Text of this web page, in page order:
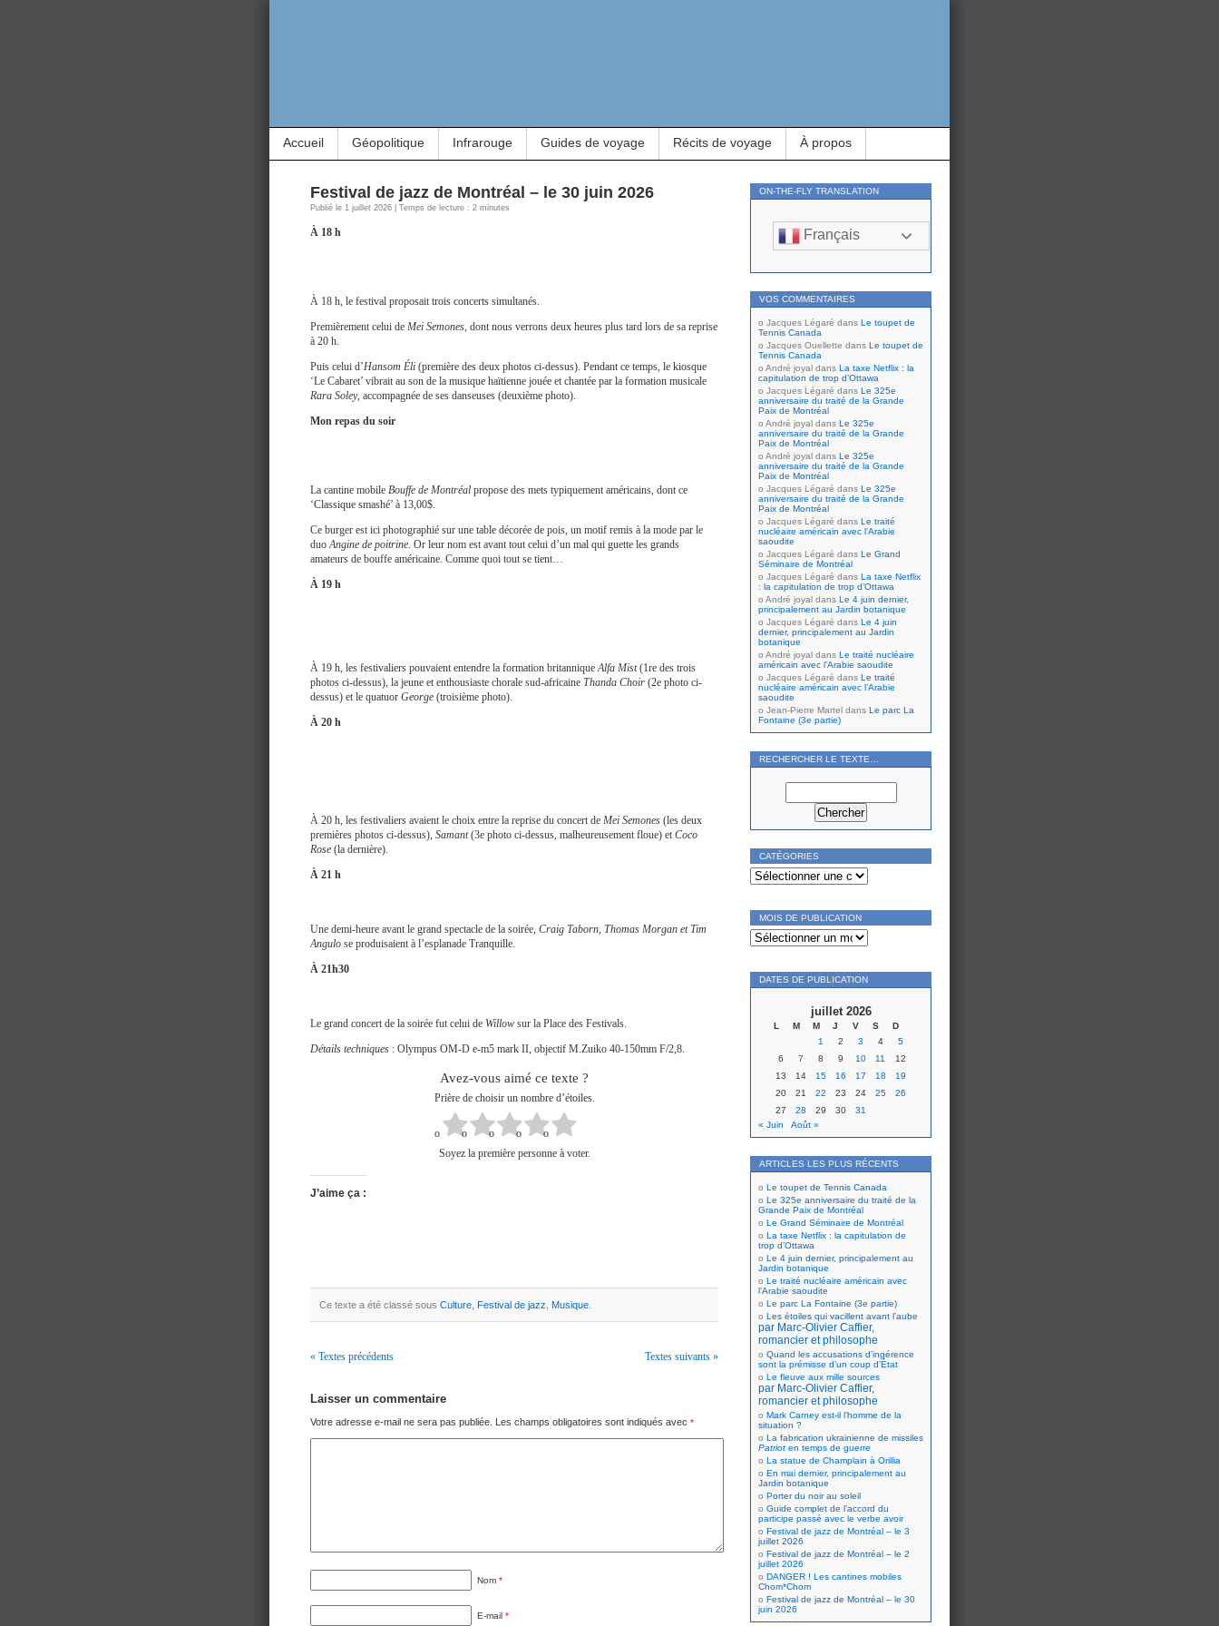
Accueil Géopolitique Infrarouge Guides de voyage Récits de voyage À propos
Festival de jazz de Montréal – le 30 juin 2026
Publié le 1 juillet 2026 | Temps de lecture : 2 minutes
À 18 h
À 18 h, le festival proposait trois concerts simultanés.
Premièrement celui de Mei Semones, dont nous verrons deux heures plus tard lors de sa reprise
à 20 h.
Puis celui d’Hansom Éli (première des deux photos ci-dessus). Pendant ce temps, le kiosque
‘Le Cabaret’ vibrait au son de la musique haïtienne jouée et chantée par la formation musicale
Rara Soley, accompagnée de ses danseuses (deuxième photo).
Mon repas du soir
La cantine mobile Bouffe de Montréal propose des mets typiquement américains, dont ce
‘Classique smashé’ à 13,00$.
Ce burger est ici photographié sur une table décorée de pois, un motif remis à la mode par le
duoAngine de poitrine. Or leur nom est avant tout celui d’un mal qui guette les grands
amateurs de bouffe américaine. Comme quoi tout se tient…
À 19 h
À 19 h, les festivaliers pouvaient entendre la formation britanniqueAlfa Mist(1re des trois
photos ci-dessus), la jeune et enthousiaste chorale sud-africaine Thanda Choir (2e photo ci-
dessus) et le quatuor George (troisième photo).
À 20 h
À 20 h, les festivaliers avaient le choix entre la reprise du concert de Mei Semones (les deux
premières photos ci-dessus), Samant(3e photo ci-dessus, malheureusement floue) et Coco
Rose (la dernière).
À 21 h
Une demi-heure avant le grand spectacle de la soirée, Craig Taborn, Thomas Morgan et Tim
Angulo se produisaient à l’esplanade Tranquille.
À 21h30
Le grand concert de la soirée fut celui de Willow sur la Place des Festivals.
Détails techniques : Olympus OM-D e-m5 mark II, objectif M.Zuiko 40-150mm F/2,8.
Avez-vous aimé ce texte ?
Prière de choisir un nombre d’étoiles.
Soyez la première personne à voter.
J’aime ça :
Ce texte a été classé sous Culture Festival de jazz Musique
« Textes précédents Textes suivants »
Laisser un commentaire
Votre adresse e-mail ne sera pas publiée. Les champs obligatoires sont indiqués avec *
Nom *
E-mail *
ON-THE-FLY TRANSLATION
Français
VOS COMMENTAIRES
Jacques Légaré dans Le toupet de
Tennis Canada
Jacques Ouellette dans Le toupet de
Tennis Canada
André joyal dans La taxe Netflix : la
capitulation de trop d’Ottawa
Jacques Légaré dans Le 325e
anniversaire du traité de la Grande
Paix de Montréal
André joyal dans Le 325e
anniversaire du traité de la Grande
Paix de Montréal
André joyal dans Le 325e
anniversaire du traité de la Grande
Paix de Montréal
Jacques Légaré dans Le 325e
anniversaire du traité de la Grande
Paix de Montréal
Jacques Légaré dans Le traité
nucléaire américain avec l’Arabie
saoudite
Jacques Légaré dans Le Grand
Séminaire de Montréal
Jacques Légaré dans La taxe Netflix
: la capitulation de trop d’Ottawa
André joyal dans Le 4 juin dernier,
principalement au Jardin botanique
Jacques Légaré dans Le 4 juin
dernier, principalement au Jardin
botanique
André joyal dans Le traité nucléaire
américain avec l’Arabie saoudite
Jacques Légaré dans Le traité
nucléaire américain avec l’Arabie
saoudite
Jean-Pierre Martel dans Le parc La
Fontaine (3e partie)
RECHERCHER LE TEXTE…
CATÉGORIES
Catégories
MOIS DE PUBLICATION
Mois
de
publication
DATES DE PUBLICATION
juillet 2026
L M M J V S
D
1
2 3 4
5
6
7 8 9 10 11
12
13
14 15 16 17 18
19
20
21 22 23 24 25
26
27
28 29 30
31
« Juin
Août »
ARTICLES LES PLUS RÉCENTS
Le toupet de Tennis Canada
Le 325e anniversaire du traité de la
Grande Paix de Montréal
Le Grand Séminaire de Montréal
La taxe Netflix : la capitulation de
trop d’Ottawa
Le 4 juin dernier, principalement au
Jardin botanique
Le traité nucléaire américain avec
l’Arabie saoudite
Le parc La Fontaine (3e partie)
Les étoiles qui vacillent avant l’aube
par Marc-Olivier Caffier,
romancier et philosophe
Quand les accusations d’ingérence
sont la prémisse d’un coup d’État
Le fleuve aux mille sources
par Marc-Olivier Caffier,
romancier et philosophe
Mark Carney est-il l’homme de la
situation ?
La fabrication ukrainienne de missiles
Patriot en temps de guerre
La statue de Champlain à Orillia
En mai dernier, principalement au
Jardin botanique
Porter du noir au soleil
Guide complet de l’accord du
participe passé avec le verbe avoir
Festival de jazz de Montréal – le 3
juillet 2026
Festival de jazz de Montréal – le 2
juillet 2026
DANGER ! Les cantines mobiles
Chom*Chom
Festival de jazz de Montréal – le 30
juin 2026